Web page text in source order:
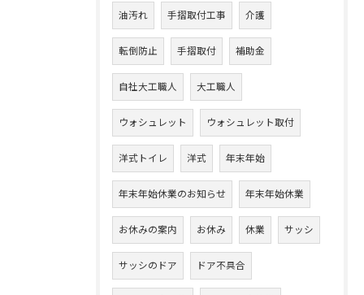
油汚れ 手摺取付工事 介護
転倒防止 手摺取付 補助金
自社大工職人 大工職人
ウォシュレット ウォシュレット取付
洋式トイレ 洋式 年末年始
年末年始休業のお知らせ 年末年始休業
お休みの案内 お休み 休業 サッシ
サッシのドア ドア不具合